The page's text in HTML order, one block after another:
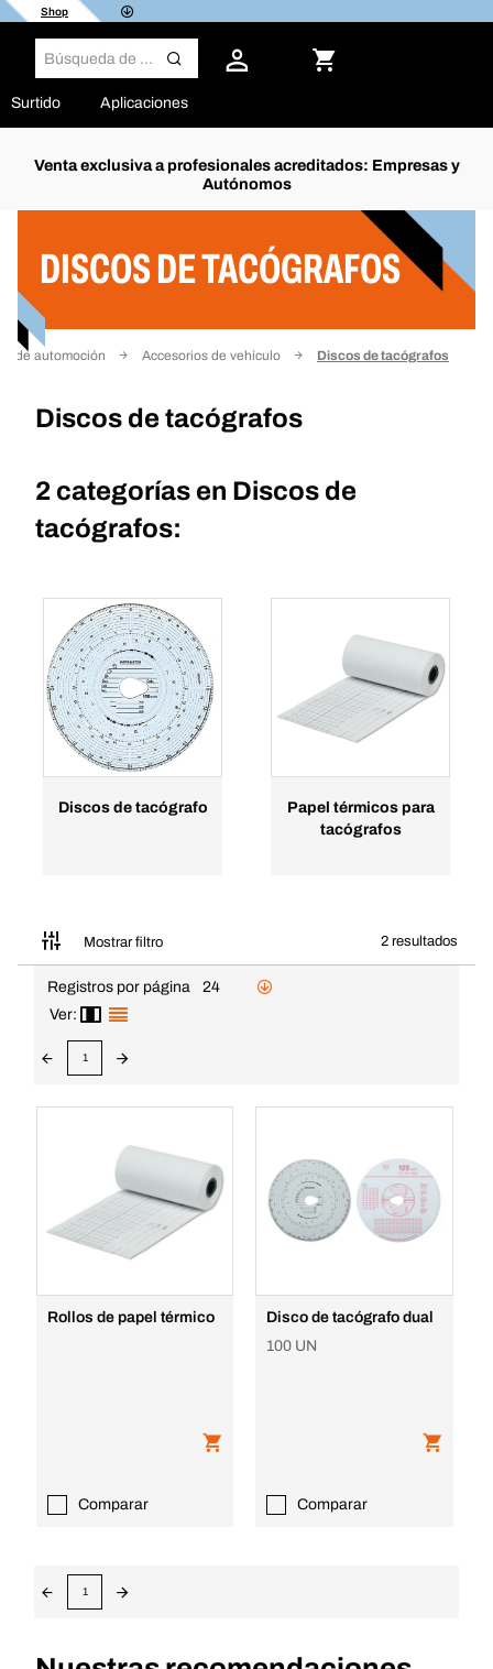
Shop
Surtido Aplicaciones
Venta exclusiva a profesionales acreditados: Empresas y
Autónomos
DISCOS DE TACÓGRAFOS
de automoción Accesorios de vehículo Discos de tacógrafos
Discos de tacógrafos
2 categorías en Discos de
tacógrafos:
Discos de tacógrafo
Papel térmicos para
tacógrafos
Mostrar filtro 2 resultados
Filtro
Registros por página
24
Ver:
1
Rollos de papel térmico
Comparar
Disco de tacógrafo dual
100 UN
Comparar
1